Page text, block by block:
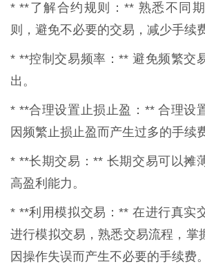
* **了解合约规则：** 熟悉不同
则，避免不必要的交易，减少手续
* **控制交易频率：** 避免频繁交
出。
* **合理设置止损止盈：** 合理设
因频繁止损止盈而产生过多的手续
* **长期交易：** 长期交易可以摊
高盈利能力。
* **利用模拟交易：** 在进行真实
进行模拟交易，熟悉交易流程，掌
因操作失误而产生不必要的手续费。